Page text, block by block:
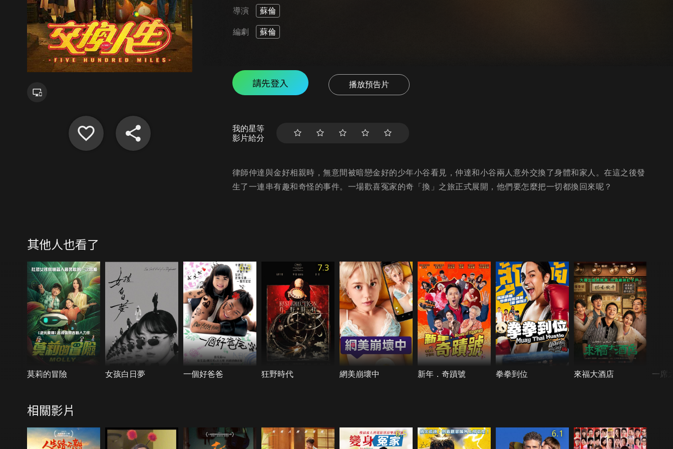
導演 蘇倫
編劇 蘇倫
請先登入 播放預告片
我的星等
影片給分
律師仲達與金好相親時，無意間被暗戀金好的少年小谷看見，仲達和小谷兩人意外交換了身體和家人。在這之後發
生了一連串有趣和奇怪的事件。一場歡喜冤家的奇「換」之旅正式展開，他們要怎麼把一切都換回來呢？
其他人也看了
莫莉的冒險 女孩白日夢
6.3
一個好爸爸
7.3
狂野時代 網美崩壞中 新年．奇蹟號 拳拳到位 來福大酒店 一席
相關影片
6.5 6.1